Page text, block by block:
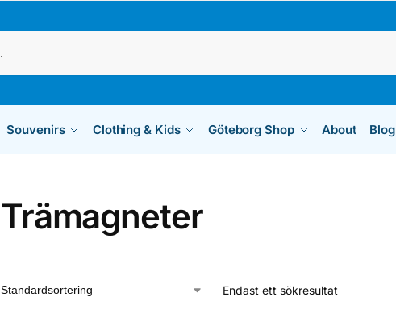
Souvenirs Clothing & Kids Göteborg Shop About Blog
Trämagneter
Endast ett sökresultat